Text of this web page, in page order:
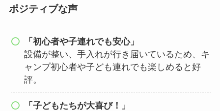
ポジティブな声
「初心者や子連れでも安心」
設備が整い、手入れが行き届いているため、キ
ャンプ初心者や子ども連れでも楽しめると好
評。
「子どもたちが大喜び！」